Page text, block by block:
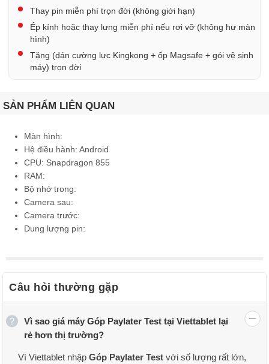
Thay pin miễn phí trọn đời (không giới hạn)
Ép kính hoặc thay lưng miễn phí nếu rơi vỡ (không hư màn
hình)
Tặng (dán cường lực Kingkong + ốp Magsafe + gói vệ sinh
máy) trọn đời
SẢN PHẨM LIÊN QUAN
Màn hình:
Hệ điều hành: Android
CPU: Snapdragon 855
RAM:
Bộ nhớ trong:
Camera sau:
Camera trước:
Dung lượng pin:
Câu hỏi thường gặp
Vì sao giá máy Góp Paylater Test tại Viettablet lại
rẻ hơn thị trường?
Vì Viettablet nhậpGóp Paylater Test với số lượng rất lớn,